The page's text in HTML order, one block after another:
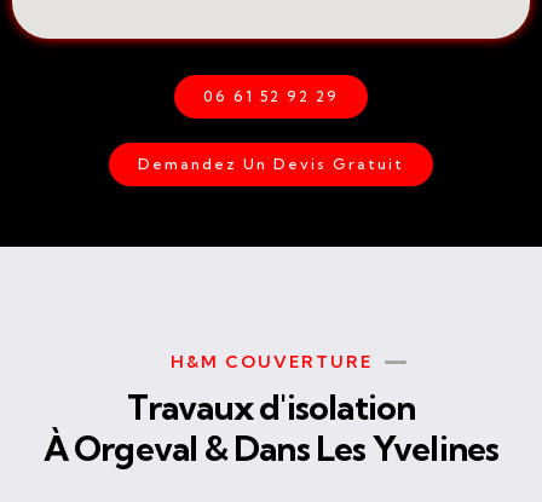
06 61 52 92 29
Demandez Un Devis Gratuit
H&M COUVERTURE
Travaux d'isolation
À Orgeval & Dans Les Yvelines